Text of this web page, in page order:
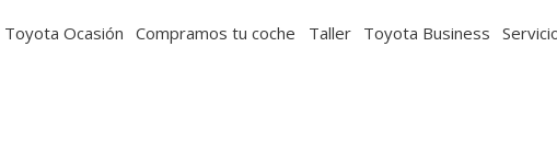
Toyota Ocasión Compramos tu coche Taller Toyota Business